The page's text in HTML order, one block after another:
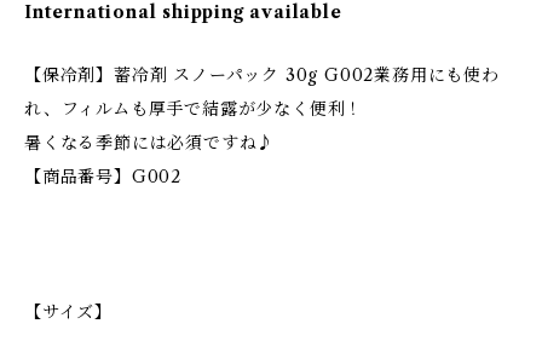
International shipping available
【保冷剤】蓄冷剤 スノーパック 30g G002業務用にも使わ
れ、フィルムも厚手で結露が少なく便利！
暑くなる季節には必須ですね♪
【商品番号】G002
【サイズ】